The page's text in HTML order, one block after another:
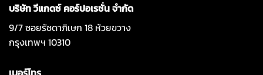
บริษัท วีแกดซ์ คอร์ปอเรชั่น จำกัด
9/7 ซอยรัชดาภิเษก 18 ห้วยขวาง
กรุงเทพฯ 10310